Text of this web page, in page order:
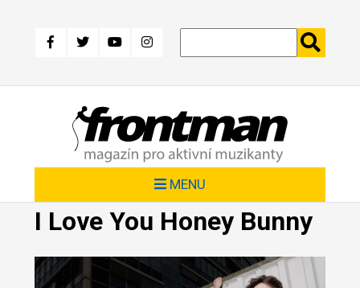
hlavnímu
MENU
I Love You Honey Bunny